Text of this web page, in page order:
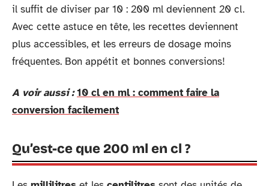
il suffit de diviser par 10 : 200 ml deviennent 20 cl.
Avec cette astuce en tête, les recettes deviennent
plus accessibles, et les erreurs de dosage moins
fréquentes. Bon appétit et bonnes conversions!
A voir aussi : 10 cl en ml : comment faire la
conversion facilement
Qu’est-ce que 200 ml en cl ?